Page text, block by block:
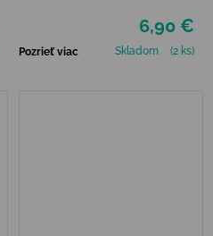
6,90 €
Pozrieť viac Skladom (2 ks)